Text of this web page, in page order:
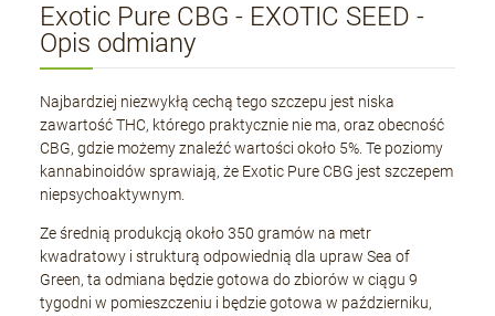
Exotic Pure CBG - EXOTIC SEED -
Opis odmiany
Najbardziej niezwykłą cechą tego szczepu jest niska
zawartość THC, którego praktycznie nie ma, oraz obecność
CBG, gdzie możemy znaleźć wartości około 5%. Te poziomy
kannabinoidów sprawiają, że Exotic Pure CBG jest szczepem
niepsychoaktywnym.
Ze średnią produkcją około 350 gramów na metr
kwadratowy i strukturą odpowiednią dla upraw Sea of
Green, ta odmiana będzie gotowa do zbiorów w ciągu 9
tygodni w pomieszczeniu i będzie gotowa w październiku,